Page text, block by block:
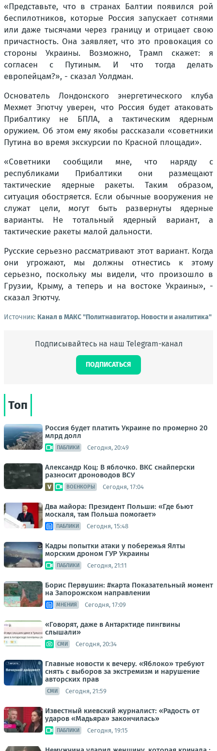
«Представьте, что в странах Балтии появился рой
беспилотников, которые Россия запускает сотнями
или даже тысячами через границу и отрицает свою
причастность. Она заявляет, что это провокация со
стороны Украины. Возможно, Трамп скажет: я
согласен с Путиным. И что тогда делать
европейцам?», - сказал Уолдман.
Основатель Лондонского энергетического клуба
Мехмет Эгютчу уверен, что Россия будет атаковать
Прибалтику не БПЛА, а тактическим ядерным
оружием. Об этом ему якобы рассказали «советники
Путина во время экскурсии по Красной площади».
«Советники сообщили мне, что наряду с
республиками Прибалтики они размещают
тактические ядерные ракеты. Таким образом,
ситуация обостряется. Если обычные вооружения не
служат цели, могут быть развернуты ядерные
варианты. Не тотальный ядерный вариант, а
тактические ракеты малой дальности.
Русские серьезно рассматривают этот вариант. Когда
они угрожают, мы должны отнестись к этому
серьезно, поскольку мы видели, что произошло в
Грузии, Крыму, а теперь и на востоке Украины», -
сказал Эгютчу.
Источник: Канал в МАКС "Политнавигатор. Новости и аналитика"
Подписывайтесь на наш Telegram-канал
ПОДПИСАТЬСЯ
Топ
Россия будет платить Украине по промерно 20
млрд долл
ПАБЛИКИ Сегодня, 20:49
Александр Коц: В яблочко. ВКС снайперски
разносит дроноводов ВСУ
ВОЕНКОРЫ Сегодня, 17:04
Два майора: Президент Польши: «Где бьют
москаля, там Польша помогает»
ПАБЛИКИ Сегодня, 15:48
Кадры попытки атаки у побережья Ялты
морским дроном ГУР Украины
ПАБЛИКИ Сегодня, 21:11
Борис Первушин: #карта Показательный момент
на Запорожском направлении
МНЕНИЯ Сегодня, 17:09
«Говорят, даже в Антарктиде пингвины
слышали»
СМИ Сегодня, 20:34
Главные новости к вечеру. «Яблоко» требуют
снять с выборов за экстремизм и нарушение
авторских прав
СМИ Сегодня, 21:59
Известный киевский журналист: «Радость от
ударов «Мадьяра» закончилась»
ПАБЛИКИ Сегодня, 19:15